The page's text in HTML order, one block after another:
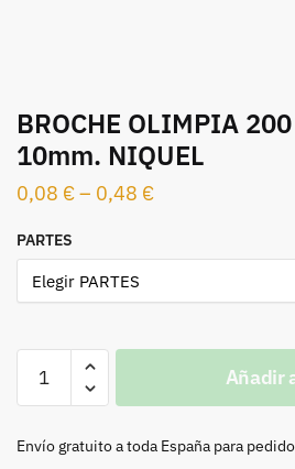
BROCHE OLIMPIA 200
10mm. NIQUEL
0,08 €– 0,48 €
PARTES
OLIMPIA
CALOTE
Añadir
Envío gratuito a toda España para